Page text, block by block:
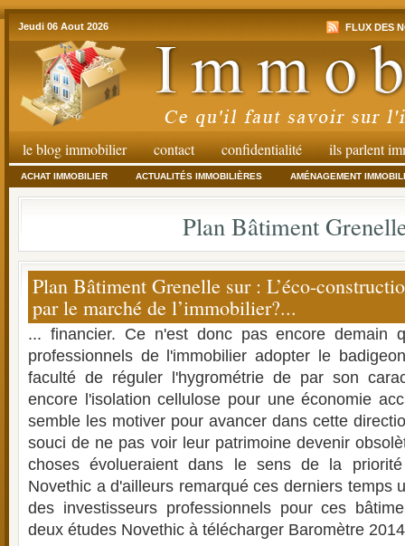
Jeudi 06 Aout 2026 FLUX DES
le blog immobilier contact confidentialité ils parlent
ACHAT IMMOBILIER ACTUALITÉS IMMOBILIÈRES AMÉNAGEMENT
Plan Bâtiment
Plan Bâtiment Grenelle sur : L’éco-
par le marché de l’immobilier?...
... financier. Ce n'est donc pas encore demain
professionnels de l'immobilier adopter le
faculté de réguler l'hygrométrie de par son
encore l'isolation cellulose pour une économie
semble les motiver pour avancer dans cette
souci de ne pas voir leur patrimoine devenir
choses évolueraient dans le sens de la priorité
Novethic a d'ailleurs remarqué ces derniers temps
des investisseurs professionnels pour ces
deux études Novethic à télécharger Baromètre